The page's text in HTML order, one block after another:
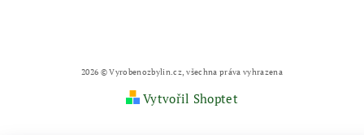
2026 © Vyrobenozbylin.cz, všechna práva vyhrazena
Vytvořil Shoptet